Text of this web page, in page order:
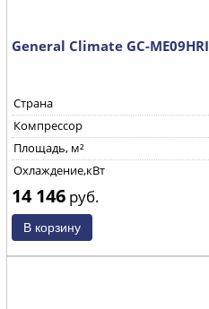
General Climate GC-ME09HRI
Страна
Компрессор
Площадь, м²
Охлаждение,кВт
14 146 руб.